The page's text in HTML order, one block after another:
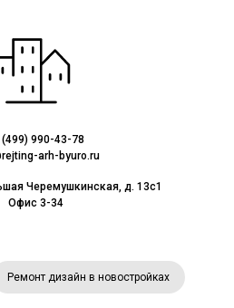
(499) 990-43-78
arh-byuro.ru
Черемушкинская, д. 13с1
Офис 3-34
Ремонт дизайн в новостройках